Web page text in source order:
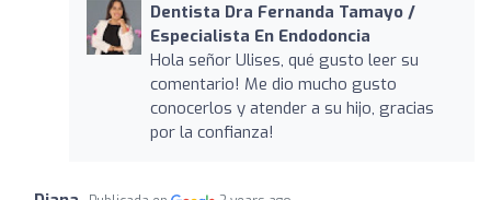
Dentista Dra Fernanda Tamayo /
Especialista En Endodoncia
Hola señor Ulises, qué gusto leer su
comentario! Me dio mucho gusto
conocerlos y atender a su hijo, gracias
por la confianza!